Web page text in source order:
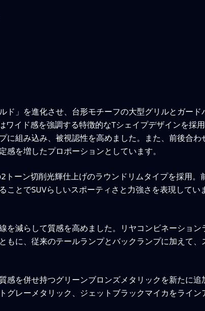
ド」を進化させ、台形モチーフの大型グリルとガード
ワイド感を強調する特徴的なTシェイプデザインを採
に組み込み、被視認性を高めました。また、前後合
を増したプロポーションとしています。
ーン切削光輝仕上げのラウンドリムタイプを採用。
ことでSUVらしいスポーティさと力強さを表現して
を減らして質感を高めました。リヤコンビネーショ
に、従来のテールランプとバックランプに加えて、
感を併せ持つグリーンブロンズメタリックを新たに
グレーメタリック、ジェットブラックマイカをライン